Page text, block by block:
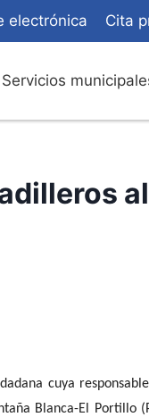
electrónica Cita
Servicios
cuya
Blanca-El Portillo